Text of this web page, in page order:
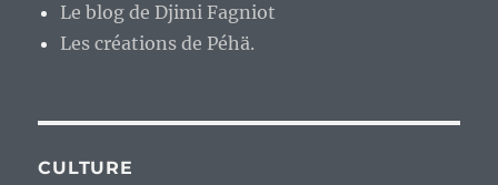
Le blog de Djimi Fagniot
Les créations de Péhä.
CULTURE